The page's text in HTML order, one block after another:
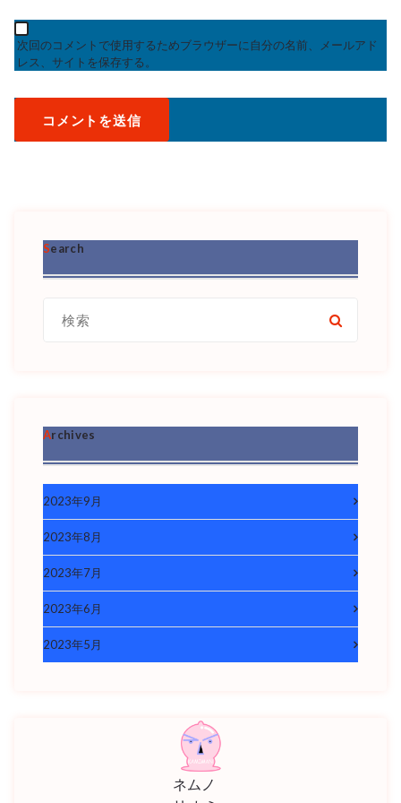
次回のコメントで使用するためブラウザーに自分の名前、メールアド
レス、サイトを保存する。
Search
Archives
2023年9月
2023年8月
2023年7月
2023年6月
2023年5月
ネムノ